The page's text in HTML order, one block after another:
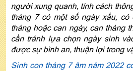
người xung quanh, tính cách
tháng 7 có một số ngày xấu,
tháng hoặc can ngày, can tháng
cần tránh lựa chọn ngày sinh
được sự bình an, thuận lợi trong
Sinh con tháng 7 âm năm 2022